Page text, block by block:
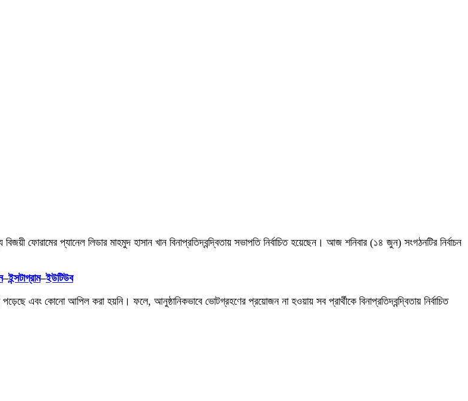
প্যানেল লিডার মাহমুদ হাসান খান বিনাপ্রতিদ্বন্দ্বিতায় সভাপতি নির্বাচিত হয়েছেন। আজ শনিবার (১৪ জুন) সংগঠনটির নির্বাচন
–ইন্সটাগ্রাম–ইউটিউব
এবং কোনো আপিল করা হয়নি। ফলে, আনুষ্ঠানিকভাবে ভোটগ্রহণের প্রয়োজন না হওয়ায় সব প্রার্থীকে বিনাপ্রতিদ্বন্দ্বিতায় নির্বাচিত